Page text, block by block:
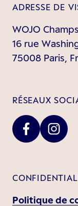
ADRESSE DE
WOJO
16 rue
75008 Paris,
RÉSEAUX
Politique de